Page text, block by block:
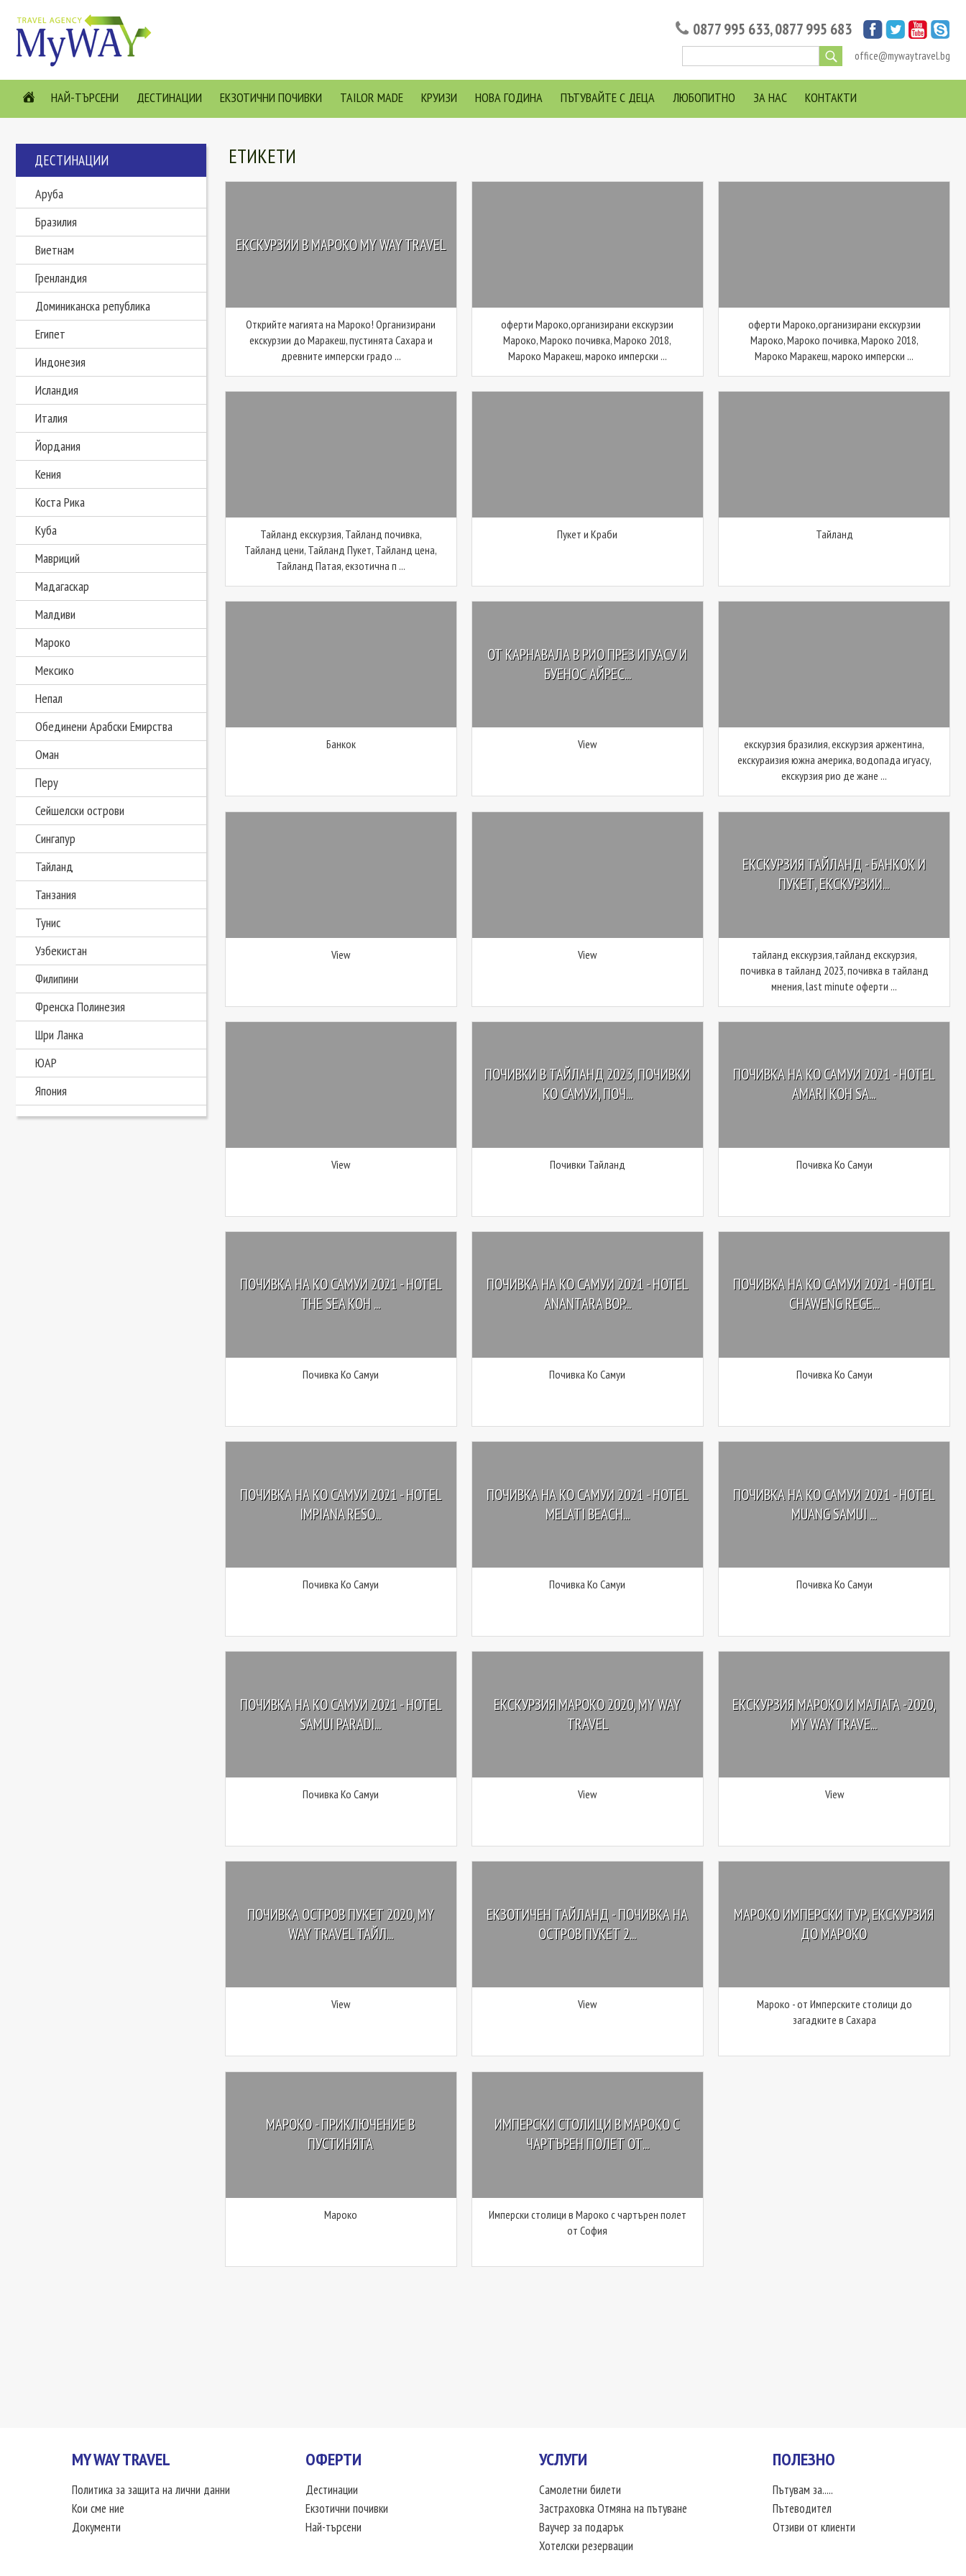
0877 995 633,0877 995 683
office@mywaytravel.bg
НАЙ-ТЪРСЕНИ ДЕСТИНАЦИИ ЕКЗОТИЧНИ ПОЧИВКИ TAILOR MADE КРУИЗИ НОВА ГОДИНА ПЪТУВАЙТЕ С ДЕЦА ЛЮБОПИТНО ЗА НАС КОНТАКТИ
ДЕСТИНАЦИИ
Аруба
Бразилия
Виетнам
Гренландия
Доминиканска република
Египет
Индонезия
Исландия
Италия
Йордания
Кения
Коста Рика
Куба
Мавриций
Мадагаскар
Малдиви
Мароко
Мексико
Непал
Обединени Арабски Емирства
Оман
Перу
Сейшелски острови
Сингапур
Тайланд
Танзания
Тунис
Узбекистан
Филипини
Френска Полинезия
Шри Ланка
ЮАР
Япония
ЕТИКЕТИ
ЕКСКУРЗИИ В МАРОКО MY WAY TRAVEL
Открийте магията на Мароко! Организирани
екскурзии до Маракеш, пустинята Сахара и
древните имперски градо ...
оферти Мароко,организирани екскурзии
Мароко, Мароко почивка, Мароко 2018,
Мароко Маракеш, мароко имперски ...
оферти Мароко,организирани екскурзии
Мароко, Мароко почивка, Мароко 2018,
Мароко Маракеш, мароко имперски ...
Тайланд екскурзия, Тайланд почивка,
Тайланд цени, Тайланд Пукет, Тайланд цена,
Тайланд Патая, екзотична п ...
Пукет и Краби Тайланд
Банкок
ОТ КАРНАВАЛА В РИО ПРЕЗ ИГУАСУ И
БУЕНОС АЙРЕС...
View
екскурзия бразилия, екскурзия аржентина,
екскураизия южна америка, водопада игуасу,
екскурзия рио де жане ...
View View
ЕКСКУРЗИЯ ТАЙЛАНД - БАНКОК И
ПУКЕТ, ЕКСКУРЗИИ...
тайланд екскурзия,тайланд екскурзия,
почивка в тайланд 2023, почивка в тайланд
мнения, last minute оферти ...
View
ПОЧИВКИ В ТАЙЛАНД 2023, ПОЧИВКИ
КО САМУИ, ПОЧ...
Почивки Тайланд
ПОЧИВКА НА КО САМУИ 2021 - HOTEL
AMARI KOH SA...
Почивка Ко Самуи
ПОЧИВКА НА КО САМУИ 2021 - HOTEL
THE SEA KOH ...
Почивка Ко Самуи
ПОЧИВКА НА КО САМУИ 2021 - HOTEL
ANANTARA BOP...
Почивка Ко Самуи
ПОЧИВКА НА КО САМУИ 2021 - HOTEL
CHAWENG REGE...
Почивка Ко Самуи
ПОЧИВКА НА КО САМУИ 2021 - HOTEL
IMPIANA RESO...
Почивка Ко Самуи
ПОЧИВКА НА КО САМУИ 2021 - HOTEL
MELATI BEACH...
Почивка Ко Самуи
ПОЧИВКА НА КО САМУИ 2021 - HOTEL
MUANG SAMUI ...
Почивка Ко Самуи
ПОЧИВКА НА КО САМУИ 2021 - HOTEL
SAMUI PARADI...
Почивка Ко Самуи
ЕКСКУРЗИЯ МАРОКО 2020, MY WAY
TRAVEL
View
ЕКСКУРЗИЯ МАРОКО И МАЛАГА -2020,
MY WAY TRAVE...
View
ПОЧИВКА ОСТРОВ ПУКЕТ 2020, MY
WAY TRAVEL ТАЙЛ...
View
ЕКЗОТИЧЕН ТАЙЛАНД - ПОЧИВКА НА
ОСТРОВ ПУКЕТ 2...
View
МАРОКО ИМПЕРСКИ ТУР, ЕКСКУРЗИЯ
ДО МАРОКО
Мароко - от Имперските столици до
загадките в Сахара
МАРОКО - ПРИКЛЮЧЕНИЕ В
ПУСТИНЯТА
Мароко
ИМПЕРСКИ СТОЛИЦИ В МАРОКО С
ЧАРТЪРЕН ПОЛЕТ ОТ...
Имперски столици в Мароко с чартърен полет
от София
MY WAY TRAVEL
Политика за защита на лични данни
Кои сме ние
Документи
ОФЕРТИ
Дестинации
Екзотични почивки
Най-търсени
УСЛУГИ
Самолетни билети
Застраховка Отмяна на пътуване
Ваучер за подарък
Хотелски резервации
ПОЛЕЗНО
Пътувам за.....
Пътеводител
Отзиви от клиенти